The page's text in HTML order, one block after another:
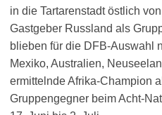
in die Tartarenstadt östlich
Gastgeber Russland als
blieben für die DFB-Auswahl
Mexiko, Australien,
ermittelnde Afrika-Champion
Gruppengegner beim Acht-